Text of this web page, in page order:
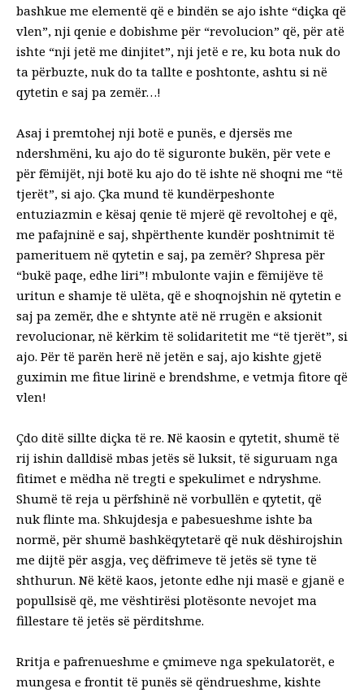
bashkue me elementë që e bindën se ajo ishte “diçka që
vlen”, nji qenie e dobishme për “revolucion” që, për atë
ishte “nji jetë me dinjitet”, nji jetë e re, ku bota nuk do
ta përbuzte, nuk do ta tallte e poshtonte, ashtu si në
qytetin e saj pa zemër…!
Asaj i premtohej nji botë e punës, e djersës me
ndershmëni, ku ajo do të siguronte bukën, për vete e
për fëmijët, nji botë ku ajo do të ishte në shoqni me “të
tjerët”, si ajo. Çka mund të kundërpeshonte
entuziazmin e kësaj qenie të mjerë që revoltohej e që,
me pafajninë e saj, shpërthente kundër poshtnimit të
pamerituem në qytetin e saj, pa zemër? Shpresa për
“bukë paqe, edhe liri”! mbulonte vajin e fëmijëve të
uritun e shamje të ulëta, që e shoqnojshin në qytetin e
saj pa zemër, dhe e shtynte atë në rrugën e aksionit
revolucionar, në kërkim të solidaritetit me “të tjerët”, si
ajo. Për të parën herë në jetën e saj, ajo kishte gjetë
guximin me fitue lirinë e brendshme, e vetmja fitore që
vlen!
Çdo ditë sillte diçka të re. Në kaosin e qytetit, shumë të
rij ishin dalldisë mbas jetës së luksit, të siguruam nga
fitimet e mëdha në tregti e spekulimet e ndryshme.
Shumë të reja u përfshinë në vorbullën e qytetit, që
nuk flinte ma. Shkujdesja e pabesueshme ishte ba
normë, për shumë bashkëqytetarë që nuk dëshirojshin
me dijtë për asgja, veç dëfrimeve të jetës së tyne të
shthurun. Në këtë kaos, jetonte edhe nji masë e gjanë e
popullsisë që, me vështirësi plotësonte nevojet ma
fillestare të jetës së përditshme.
Rritja e pafrenueshme e çmimeve nga spekulatorët, e
mungesa e frontit të punës së qëndrueshme, kishte